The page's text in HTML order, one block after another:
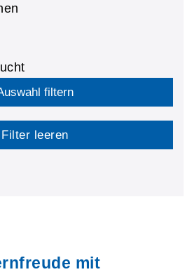
filtern
Filter leeren
mit